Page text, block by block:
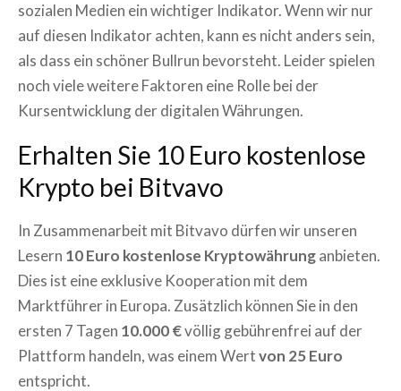
sozialen Medien ein wichtiger Indikator. Wenn wir nur
auf diesen Indikator achten, kann es nicht anders sein,
als dass ein schöner Bullrun bevorsteht. Leider spielen
noch viele weitere Faktoren eine Rolle bei der
Kursentwicklung der digitalen Währungen.
Erhalten Sie 10 Euro kostenlose
Krypto bei Bitvavo
In Zusammenarbeit mit Bitvavo dürfen wir unseren
Lesern 10 Euro kostenlose Kryptowährunganbieten.
Dies ist eine exklusive Kooperation mit dem
Marktführer in Europa. Zusätzlich können Sie in den
ersten 7 Tagen 10.000 €völlig gebührenfrei auf der
Plattform handeln, was einem Wertvon 25 Euro
entspricht.